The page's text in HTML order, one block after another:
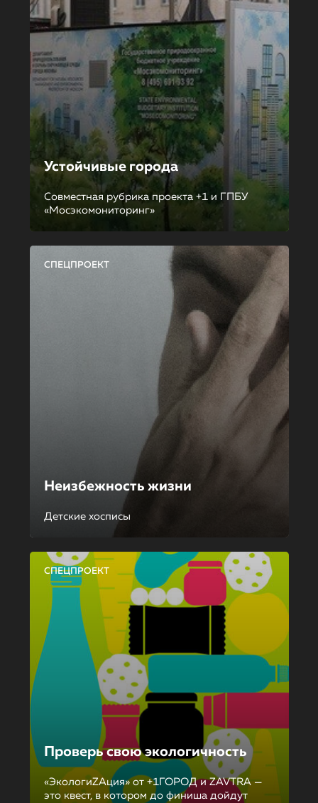
Устойчивые города
Совместная рубрика проекта +1 и ГПБУ
«Мосэкомониторинг»
СПЕЦПРОЕКТ
Неизбежность жизни
Детские хосписы
СПЕЦПРОЕКТ
Проверь свою экологичность
«ЭкологиZAция» от +1ГОРОД и ZAVTRA —
это квест, в котором до финиша дойдут